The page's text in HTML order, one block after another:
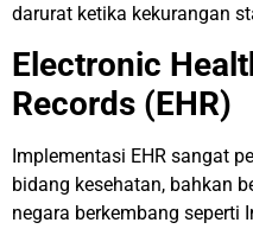
darurat ketika kekurangan
Electronic
Records (EHR)
Implementasi EHR sangat
bidang kesehatan, bahkan
negara berkembang seperti